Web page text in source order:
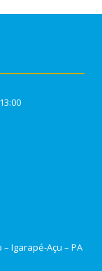
Igarapé-Açu – PA